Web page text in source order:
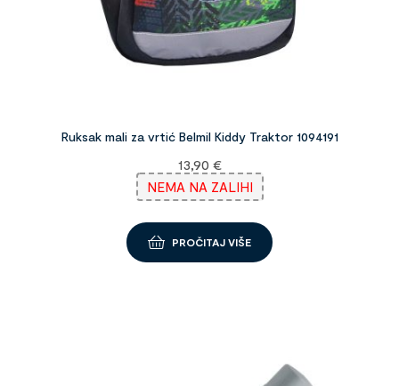
Ruksak mali za vrtić Belmil Kiddy Traktor 1094191
13,90 €
NEMA NA ZALIHI
PROČITAJ VIŠE